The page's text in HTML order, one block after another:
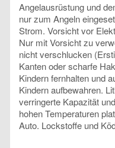
Angelausrüstung und
nur zum Angeln
Strom. Vorsicht vor
Nur mit Vorsicht zu
nicht verschlucken
Kanten oder scharfe
Kindern fernhalten und
Kindern aufbewahren.
verringerte Kapazität
hohen Temperaturen
Auto. Lockstoffe und